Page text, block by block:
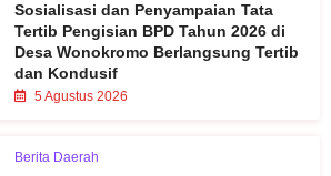
Sosialisasi dan Penyampaian Tata
Tertib Pengisian BPD Tahun 2026 di
Desa Wonokromo Berlangsung Tertib
dan Kondusif
5 Agustus 2026
Berita Daerah